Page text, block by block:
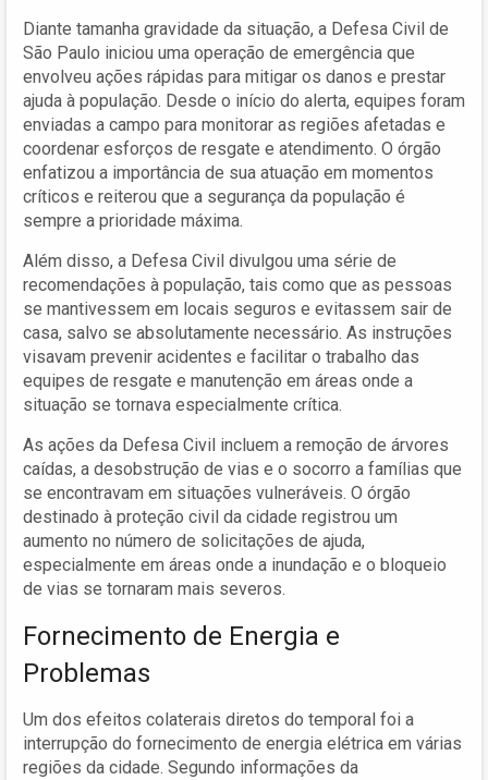
Diante tamanha gravidade da situação, a Defesa Civil de
São Paulo iniciou uma operação de emergência que
envolveu ações rápidas para mitigar os danos e prestar
ajuda à população. Desde o início do alerta, equipes foram
enviadas a campo para monitorar as regiões afetadas e
coordenar esforços de resgate e atendimento. O órgão
enfatizou a importância de sua atuação em momentos
críticos e reiterou que a segurança da população é
sempre a prioridade máxima.
Além disso, a Defesa Civil divulgou uma série de
recomendações à população, tais como que as pessoas
se mantivessem em locais seguros e evitassem sair de
casa, salvo se absolutamente necessário. As instruções
visavam prevenir acidentes e facilitar o trabalho das
equipes de resgate e manutenção em áreas onde a
situação se tornava especialmente crítica.
As ações da Defesa Civil incluem a remoção de árvores
caídas, a desobstrução de vias e o socorro a famílias que
se encontravam em situações vulneráveis. O órgão
destinado à proteção civil da cidade registrou um
aumento no número de solicitações de ajuda,
especialmente em áreas onde a inundação e o bloqueio
de vias se tornaram mais severos.
Fornecimento de Energia e
Problemas
Um dos efeitos colaterais diretos do temporal foi a
interrupção do fornecimento de energia elétrica em várias
regiões da cidade. Segundo informações da